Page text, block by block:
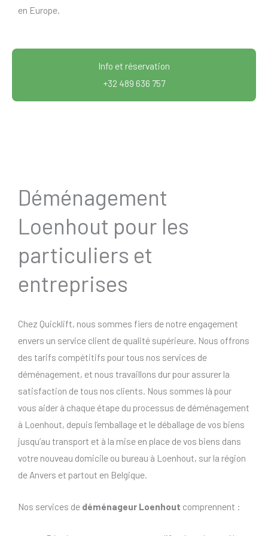
en Europe.
Info et réservation
+32 489 636 757
Déménagement
Loenhout pour les
particuliers et
entreprises
Chez Quicklift, nous sommes fiers de notre engagement
envers un service client de qualité supérieure. Nous offrons
des tarifs compétitifs pour tous nos services de
déménagement, et nous travaillons dur pour assurer la
satisfaction de tous nos clients. Nous sommes là pour
vous aider à chaque étape du processus de déménagement
à Loenhout, depuis l’emballage et le déballage de vos biens
jusqu’au transport et à la mise en place de vos biens dans
votre nouveau domicile ou bureau à Loenhout, sur la région
de Anvers et partout en Belgique.
Nos services de déménageur Loenhout comprennent :